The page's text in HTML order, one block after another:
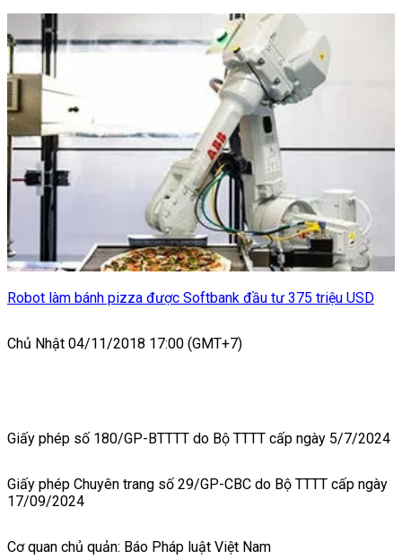
Robot làm bánh pizza được Softbank đầu tư 375 triệu USD
Chủ Nhật 04/11/2018 17:00 (GMT+7)
Giấy phép số 180/GP-BTTTT do Bộ TTTT cấp ngày 5/7/2024
Giấy phép Chuyên trang số 29/GP-CBC do Bộ TTTT cấp ngày
17/09/2024
Cơ quan chủ quản: Báo Pháp luật Việt Nam